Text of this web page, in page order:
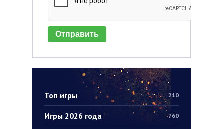
Топ игры 210
Игры 2026 года 760
Отправить